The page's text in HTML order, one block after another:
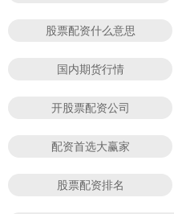
股票配资什么意思
国内期货行情
开股票配资公司
配资首选大赢家
股票配资排名